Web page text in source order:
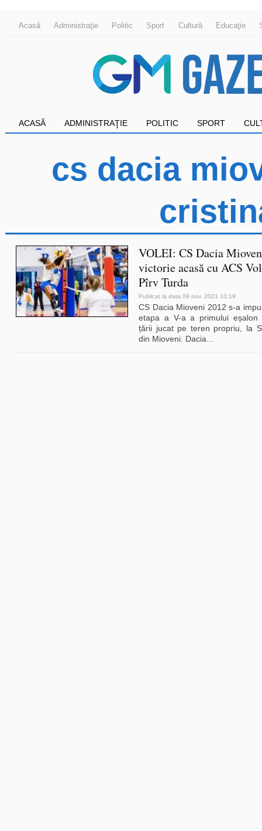
Acasă Administraţie Politic Sport Cultură Educaţie
ACASĂ ADMINISTRAŢIE POLITIC SPORT
cs dacia
VOLEI: CS Dacia
victorie acasă cu ACS
Pîrv Turda
Publicat la data 09 nov. 2021 10:19
CS Dacia Mioveni 2012 s-a
etapa a V-a a primului eșalon
țării jucat pe teren propriu, la
din Mioveni. Dacia